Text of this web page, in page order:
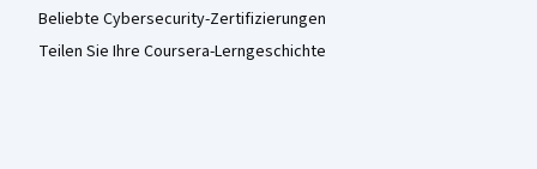
Beliebte Cybersecurity-Zertifizierungen
Teilen Sie Ihre Coursera-Lerngeschichte